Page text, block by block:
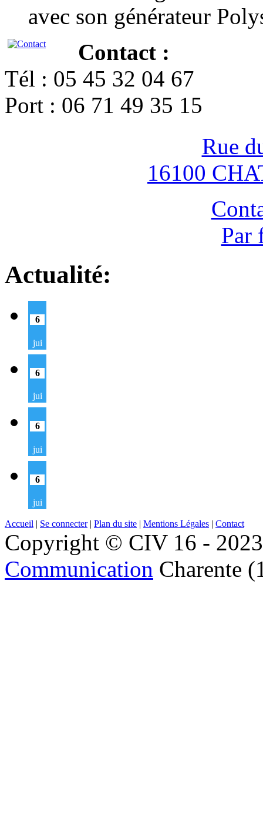
avec son générateur
Contact :
Tél : 05 45 32 04 67
Port : 06 71 49 35 15
Rue
16100
Par
Actualité:
6
jui
6
jui
6
jui
6
jui
Accueil | Se connecter| Plan du site | Mentions Légales | Contact
Copyright © CIV 16 -
Communication Charente